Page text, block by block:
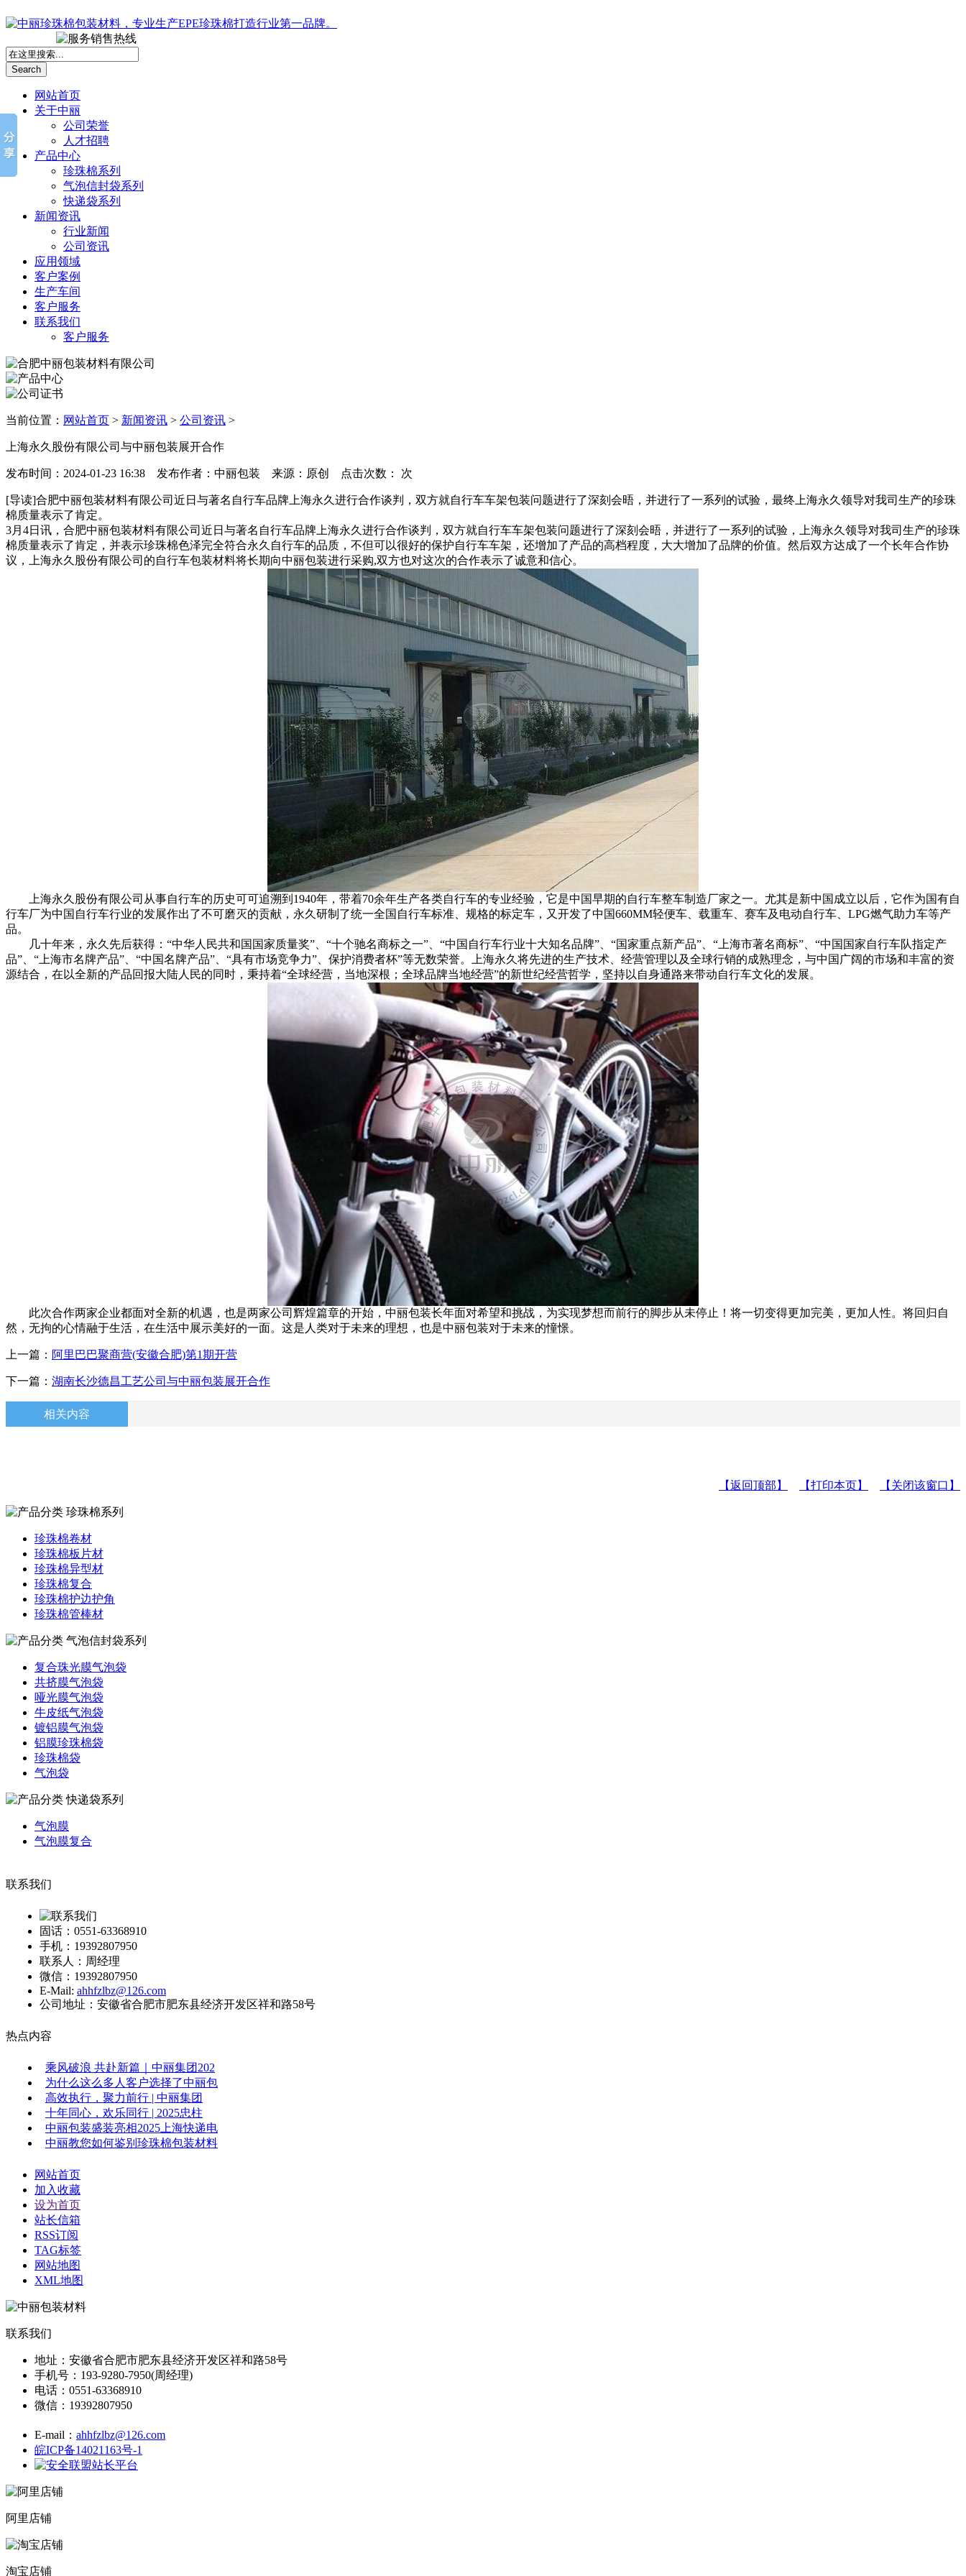
Search
网站首页
关于中丽
公司荣誉
人才招聘
产品中心
珍珠棉系列
气泡信封袋系列
快递袋系列
新闻资讯
行业新闻
公司资讯
应用领域
客户案例
生产车间
客户服务
联系我们
客户服务
当前位置： 网站首页 > 新闻资讯 > 公司资讯 >
上海永久股份有限公司与中丽包装展开合作
发布时间：2024-01-23 16:38 发布作者：中丽包装 来源：原创 点击次数： 次
[导读]合肥中丽包装材料有限公司近日与著名自行车品牌上海永久进行合作谈判，双方就自行车车架包装问题进行了深刻会晤，并进行了一系列的试验，最终上海永久领导对我司生产的珍珠
棉质量表示了肯定。
3月4日讯，合肥中丽包装材料有限公司近日与著名自行车品牌上海永久进行合作谈判，双方就自行车车架包装问题进行了深刻会晤，并进行了一系列的试验，上海永久领导对我司生产的珍珠
棉质量表示了肯定，并表示珍珠棉色泽完全符合永久自行车的品质，不但可以很好的保护自行车车架，还增加了产品的高档程度，大大增加了品牌的价值。然后双方达成了一个长年合作协
议，上海永久股份有限公司的自行车包装材料将长期向中丽包装进行采购,双方也对这次的合作表示了诚意和信心。
上海永久股份有限公司从事自行车的历史可可追溯到1940年，带着70余年生产各类自行车的专业经验，它是中国早期的自行车整车制造厂家之一。尤其是新中国成立以后，它作为国有自
行车厂为中国自行车行业的发展作出了不可磨灭的贡献，永久研制了统一全国自行车标准、规格的标定车，又开发了中国660MM轻便车、载重车、赛车及电动自行车、LPG燃气助力车等产
品。
几十年来，永久先后获得：“中华人民共和国国家质量奖”、“十个驰名商标之一”、“中国自行车行业十大知名品牌”、“国家重点新产品”、“上海市著名商标”、“中国国家自行车队指定产
品”、“上海市名牌产品”、“中国名牌产品”、“具有市场竞争力”、保护消费者杯”等无数荣誉。上海永久将先进的生产技术、经营管理以及全球行销的成熟理念，与中国广阔的市场和丰富的资
源结合，在以全新的产品回报大陆人民的同时，秉持着“全球经营，当地深根；全球品牌当地经营”的新世纪经营哲学，坚持以自身通路来带动自行车文化的发展。
此次合作两家企业都面对全新的机遇，也是两家公司辉煌篇章的开始，中丽包装长年面对希望和挑战，为实现梦想而前行的脚步从未停止！将一切变得更加完美，更加人性。将回归自
然，无拘的心情融于生活，在生活中展示美好的一面。这是人类对于未来的理想，也是中丽包装对于未来的憧憬。
上一篇： 阿里巴巴聚商营(安徽合肥)第1期开营
下一篇： 湖南长沙德昌工艺公司与中丽包装展开合作
相关内容
【返回顶部】 【打印本页】 【关闭该窗口】
珍珠棉系列
珍珠棉卷材
珍珠棉板片材
珍珠棉异型材
珍珠棉复合
珍珠棉护边护角
珍珠棉管棒材
气泡信封袋系列
复合珠光膜气泡袋
共挤膜气泡袋
哑光膜气泡袋
牛皮纸气泡袋
镀铝膜气泡袋
铝膜珍珠棉袋
珍珠棉袋
气泡袋
快递袋系列
气泡膜
气泡膜复合
联系我们
固话：0551-63368910
手机：19392807950
联系人：周经理
微信：19392807950
E-Mail: ahhfzlbz@126.com
公司地址：安徽省合肥市肥东县经济开发区祥和路58号
热点内容
乘风破浪 共赴新篇｜中丽集团202
为什么这么多人客户选择了中丽包
高效执行，聚力前行 | 中丽集团
十年同心，欢乐同行 | 2025忠柱
中丽包装盛装亮相2025上海快递电
中丽教您如何鉴别珍珠棉包装材料
网站首页
加入收藏
设为首页
站长信箱
RSS订阅
TAG标签
网站地图
XML地图
联系我们
地址：安徽省合肥市肥东县经济开发区祥和路58号
手机号：193-9280-7950(周经理)
电话：0551-63368910
微信：19392807950
E-mail： ahhfzlbz@126.com
皖ICP备14021163号-1
阿里店铺
淘宝店铺